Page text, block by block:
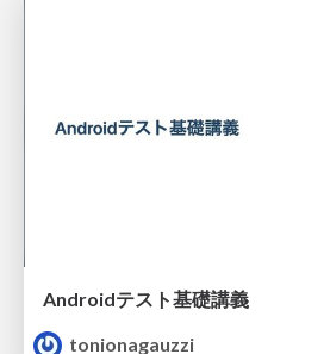
Androidテスト基礎講義
tonionagauzzi